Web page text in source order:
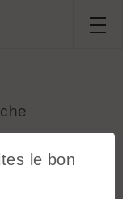
le bon